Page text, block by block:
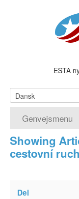
ESTA
Genvejsmenu
Hjem
Showing
cestovní
Del